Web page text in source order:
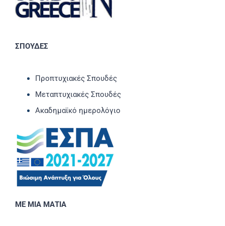
ΣΠΟΥΔΕΣ
Προπτυχιακές Σπουδές
Μεταπτυχιακές Σπουδές
Ακαδημαϊκό ημερολόγιο
ΜΕ ΜΙΑ ΜΑΤΙΑ